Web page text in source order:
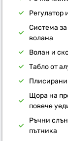
Регулатор
Система
волана
Волан и
Табло от
Щора на
повече
Ръчни
пътника